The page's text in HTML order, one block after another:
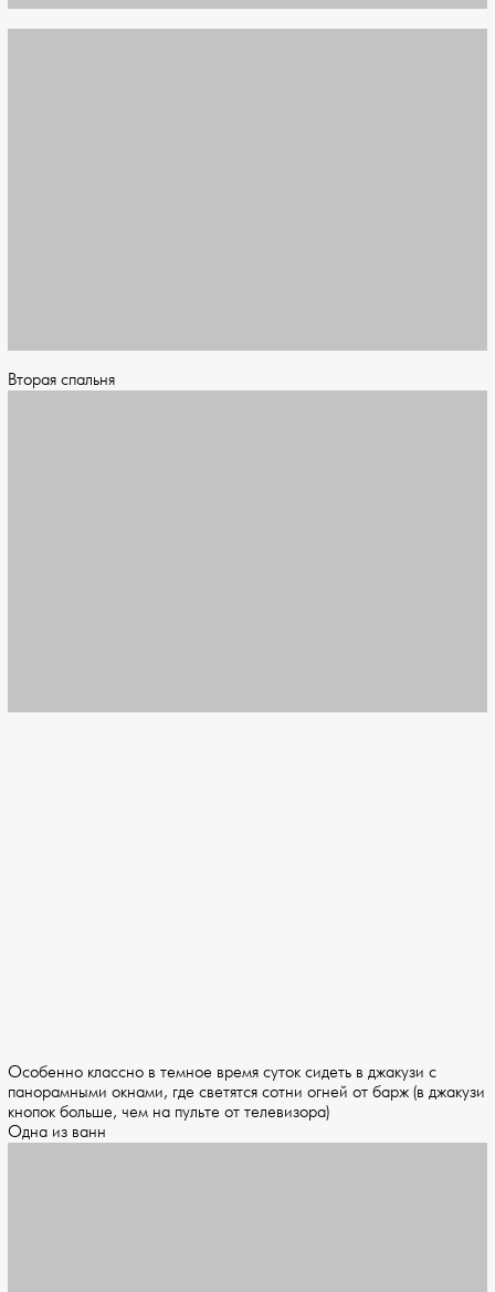
Вторая спальня
Особенно классно в темное время суток сидеть в джакузи с
панорамными окнами, где светятся сотни огней от барж (в джакузи
кнопок больше, чем на пульте от телевизора)
Одна из ванн